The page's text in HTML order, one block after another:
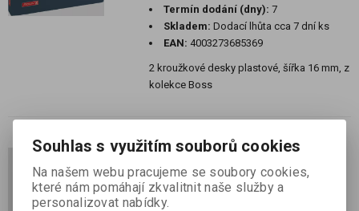
Termín dodání (dny): 7
Skladem: Dodací lhůta cca 7 dní ks
EAN: 4003273685369
2 kroužkové desky plastové, šířka 16 mm, z
kolekce Boss
Kroužkové desky plast A4
Lebka 16 mm
Souhlas s využitím souborů cookies
Na našem webu pracujeme se soubory cookies,
které nám pomáhají zkvalitnit naše služby a
personalizovat nabídky.